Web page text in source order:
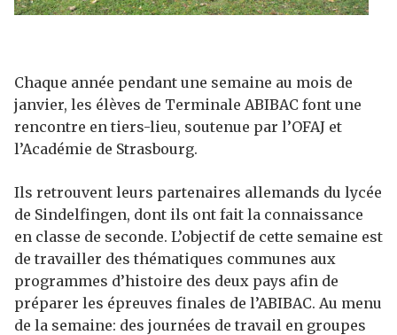
Chaque année pendant une semaine au mois de
janvier, les élèves de Terminale ABIBAC font une
rencontre en tiers-lieu, soutenue par l’OFAJ et
l’Académie de Strasbourg.
Ils retrouvent leurs partenaires allemands du lycée
de Sindelfingen, dont ils ont fait la connaissance
en classe de seconde. L’objectif de cette semaine est
de travailler des thématiques communes aux
programmes d’histoire des deux pays afin de
préparer les épreuves finales de l’ABIBAC. Au menu
de la semaine: des journées de travail en groupes